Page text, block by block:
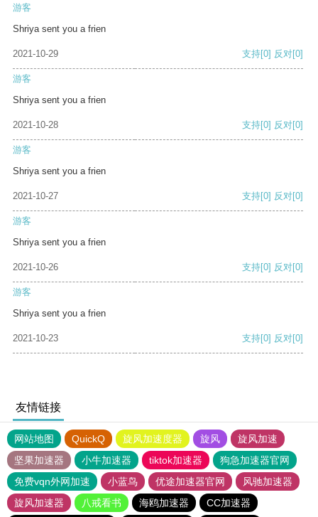
游客
Shriya sent you a frien
2021-10-29 支持[0] 反对[0]
游客
Shriya sent you a frien
2021-10-28 支持[0] 反对[0]
游客
Shriya sent you a frien
2021-10-27 支持[0] 反对[0]
游客
Shriya sent you a frien
2021-10-26 支持[0] 反对[0]
游客
Shriya sent you a frien
2021-10-23 支持[0] 反对[0]
友情链接
网站地图 QuickQ 旋风加速度器 旋风
旋风加速
坚果加速器
小牛加速器 tiktok加速器
狗急加速器官网
免费vqn外网加速
小蓝鸟 优途加速器官网
风驰加速器
旋风加速器
八戒看书 海鸥加速器 CC加速器